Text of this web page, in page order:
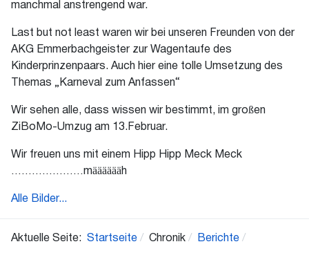
manchmal anstrengend war.
Last but not least waren wir bei unseren Freunden von der
AKG Emmerbachgeister zur Wagentaufe des
Kinderprinzenpaars. Auch hier eine tolle Umsetzung des
Themas „Karneval zum Anfassen“
Wir sehen alle, dass wissen wir bestimmt, im großen
ZiBoMo-Umzug am 13.Februar.
Wir freuen uns mit einem Hipp Hipp Meck Meck
…………………määääääh
Alle Bilder...
Aktuelle Seite: Startseite Chronik Berichte